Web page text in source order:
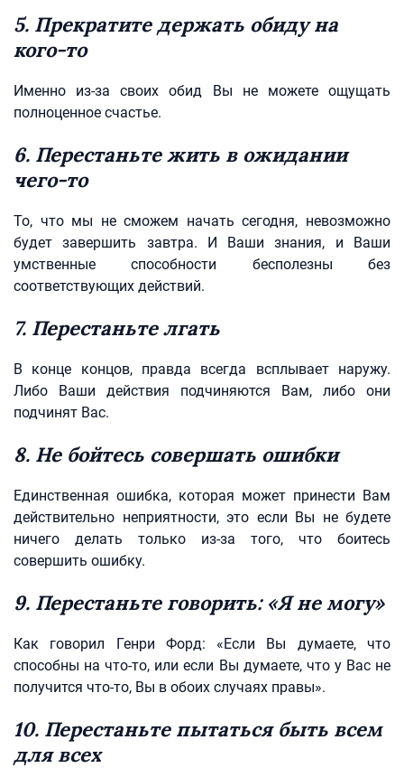
5. Прекратите держать обиду на
кого-то
Именно из-за своих обид Вы не можете ощущать
полноценное счастье.
6. Перестаньте жить в ожидании
чего-то
То, что мы не сможем начать сегодня, невозможно
будет завершить завтра. И Ваши знания, и Ваши
умственные способности бесполезны без
соответствующих действий.
7. Перестаньте лгать
В конце концов, правда всегда всплывает наружу.
Либо Ваши действия подчиняются Вам, либо они
подчинят Вас.
8. Не бойтесь совершать ошибки
Единственная ошибка, которая может принести Вам
действительно неприятности, это если Вы не будете
ничего делать только из-за того, что боитесь
совершить ошибку.
9. Перестаньте говорить: «Я не могу»
Как говорил Генри Форд: «Если Вы думаете, что
способны на что-то, или если Вы думаете, что у Вас не
получится что-то, Вы в обоих случаях правы».
10. Перестаньте пытаться быть всем
для всех